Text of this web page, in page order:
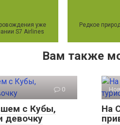
уже
S7 Airlines
Редкое
Вам также
0
с Кубы,
девочку
На